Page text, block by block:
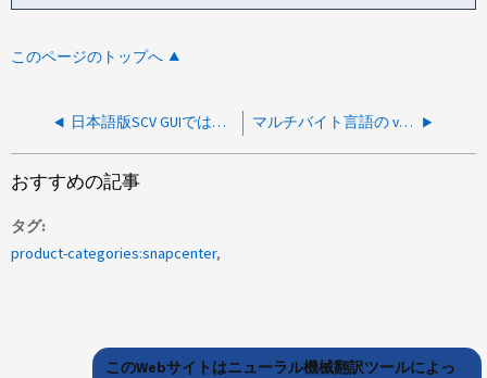
このページのトップへ
日本語版SCV GUIでは、月次バックアップ ポリシーを使用する際、リソースグループのスケジュールが「未定義」と表示されます マルチバイト言語の vSphere Client を使用した SCV コンソールのジョブモニタで、不正な時間サフィックスが午前 / 午後に表示される
おすすめの記事
タグ
product-categories:snapcenter
このWebサイトはニューラル機械翻訳ツールによっ